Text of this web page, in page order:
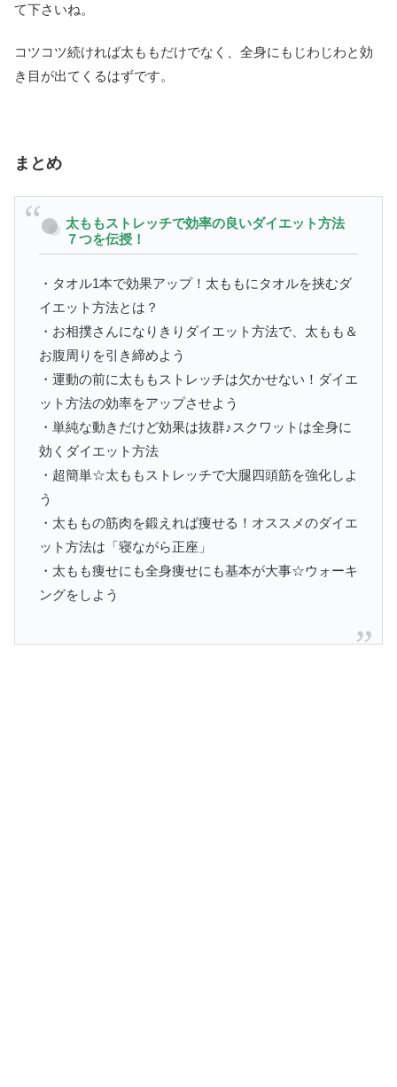
て下さいね。
コツコツ続ければ太ももだけでなく、全身にもじわじわと効
き目が出てくるはずです。
まとめ
太ももストレッチで効率の良いダイエット方法
７つを伝授！
・タオル1本で効果アップ！太ももにタオルを挟むダ
イエット方法とは？
・お相撲さんになりきりダイエット方法で、太もも＆
お腹周りを引き締めよう
・運動の前に太ももストレッチは欠かせない！ダイエ
ット方法の効率をアップさせよう
・単純な動きだけど効果は抜群♪スクワットは全身に
効くダイエット方法
・超簡単☆太ももストレッチで大腿四頭筋を強化しよ
う
・太ももの筋肉を鍛えれば痩せる！オススメのダイエ
ット方法は「寝ながら正座」
・太もも痩せにも全身痩せにも基本が大事☆ウォーキ
ングをしよう